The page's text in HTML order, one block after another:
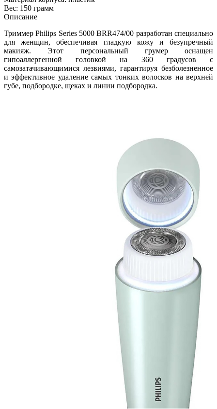
Вес: 150 грамм
Описание
Триммер Philips Series 5000 BRR474/00 разработан специально
для женщин, обеспечивая гладкую кожу и безупречный
макияж. Этот персональный грумер оснащен
гипоаллергенной головкой на 360 градусов с
самозатачивающимися лезвиями, гарантируя безболезненное
и эффективное удаление самых тонких волосков на верхней
губе, подбородке, щеках и линии подбородка.